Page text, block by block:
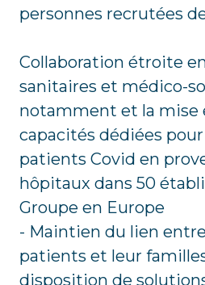
personnes recrutées
Collaboration étroite
sanitaires et médico-
notamment et la mise
capacités dédiées pour
patients Covid en
hôpitaux dans 50
Groupe en Europe
- Maintien du lien
patients et leur
disposition de